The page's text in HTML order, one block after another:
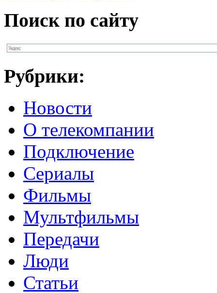
Поиск по сайту
Рубрики:
Новости
О телекомпании
Подключение
Сериалы
Фильмы
Мультфильмы
Передачи
Люди
Статьи